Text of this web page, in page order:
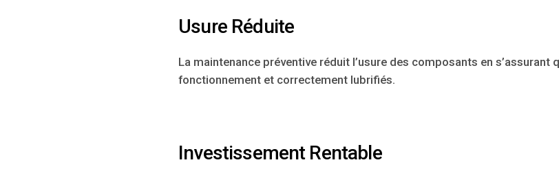
Usure Réduite
La maintenance préventive réduit l’usure des composants en s’assurant
fonctionnement et correctement lubrifiés.
Investissement Rentable